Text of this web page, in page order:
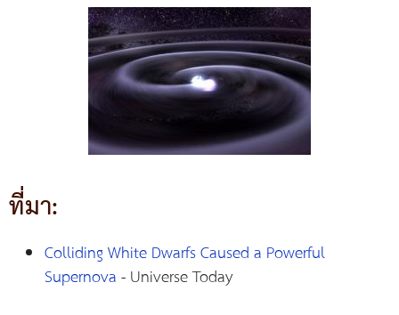
ที่มา:
Colliding White Dwarfs Caused a Powerful
Supernova- Universe Today